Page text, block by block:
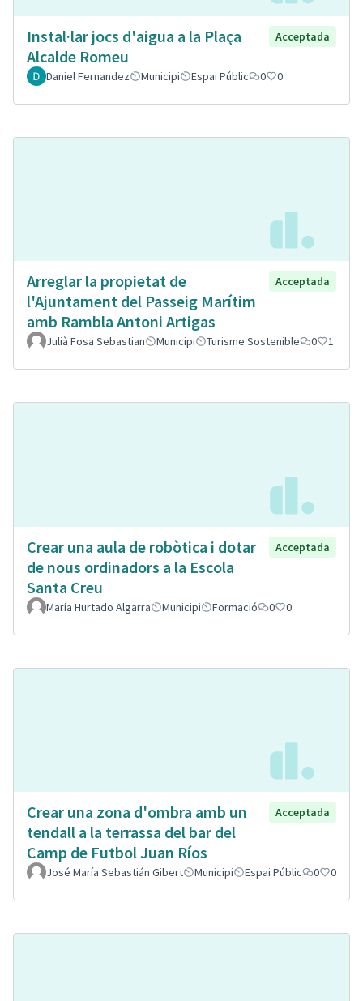
Instal·lar jocs d'aigua a la Plaça
Alcalde Romeu
Acceptada
Daniel Fernandez Municipi Espai Públic 0 0
Arreglar la propietat de
l'Ajuntament del Passeig Marítim
amb Rambla Antoni Artigas
Acceptada
Julià Fosa Sebastian Municipi Turisme Sostenible 0 1
Crear una aula de robòtica i dotar
de nous ordinadors a la Escola
Santa Creu
Acceptada
María Hurtado Algarra Municipi Formació 0 0
Crear una zona d'ombra amb un
tendall a la terrassa del bar del
Camp de Futbol Juan Ríos
Acceptada
José María Sebastián Gibert Municipi Espai Públic 0 0